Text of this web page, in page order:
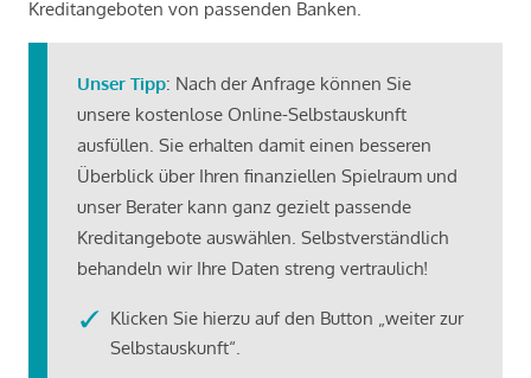
Kreditangeboten von passenden Banken.
Unser Tipp: Nach der Anfrage können Sie
unsere kostenlose Online-Selbstauskunft
ausfüllen. Sie erhalten damit einen besseren
Überblick über Ihren finanziellen Spielraum und
unser Berater kann ganz gezielt passende
Kreditangebote auswählen. Selbstverständlich
behandeln wir Ihre Daten streng vertraulich!
Klicken Sie hierzu auf den Button „weiter zur
Selbstauskunft“.